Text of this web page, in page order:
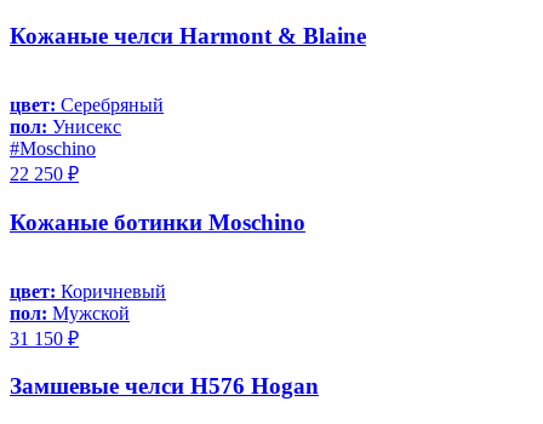
Кожаные челси Harmont & Blaine
цвет: Серебряный
пол: Унисекс
#Moschino
22 250 ₽
Кожаные ботинки Moschino
цвет: Коричневый
пол: Мужской
31 150 ₽
Замшевые челси H576 Hogan